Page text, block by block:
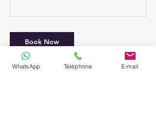
Book Now
WhatsApp Téléphone E-mail